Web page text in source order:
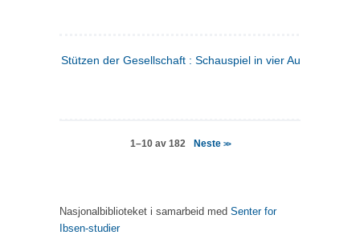
Stützen der Gesellschaft : Schauspiel in vier Aufzügen
1–10 av 182 Neste >>
Nasjonalbiblioteket i samarbeid med Senter for
Ibsen-studier